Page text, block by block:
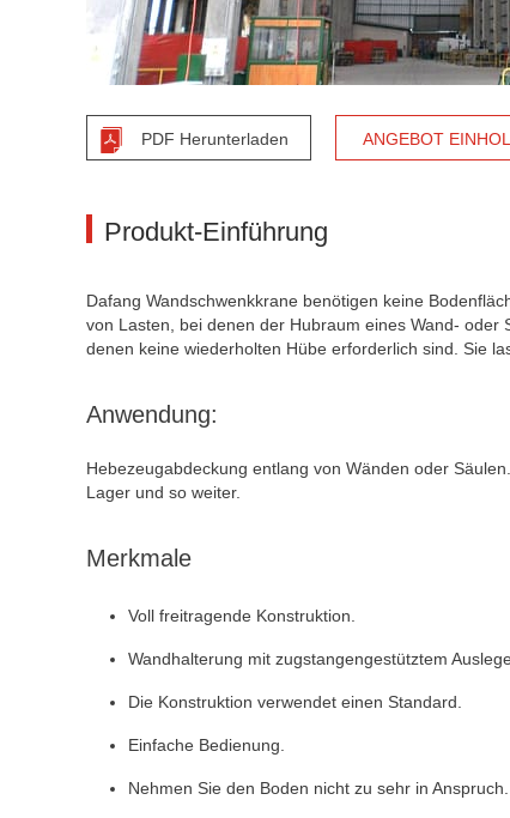
PDF Herunterladen ANGEBOT
Produkt-Einführung
Dafang Wandschwenkkrane benötigen keine
von Lasten, bei denen der Hubraum eines Wand-
denen keine wiederholten Hübe erforderlich sind. Sie
Anwendung:
Hebezeugabdeckung entlang von Wänden oder
Lager und so weiter.
Merkmale
Voll freitragende Konstruktion.
Wandhalterung mit zugstangengestütztem
Die Konstruktion verwendet einen Standard.
Einfache Bedienung.
Nehmen Sie den Boden nicht zu sehr in Anspruch.